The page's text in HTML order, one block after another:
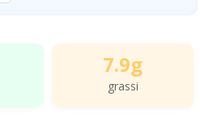
7.9g
grassi